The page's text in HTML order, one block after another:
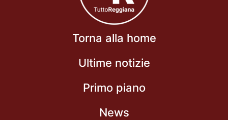
Torna alla home
Ultime notizie
Primo piano
News